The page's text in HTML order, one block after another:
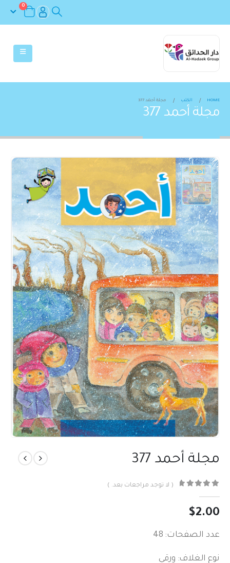
0
HOME الكتب مجلة أحمد 377
مجلة أحمد 377
مجلة أحمد 377
( لا توجد مراجعات بعد. )
$2.00
عدد الصفحات: 48
نوع الغلاف: ورقي